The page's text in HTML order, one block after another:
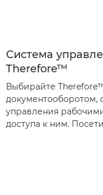
Система
Therefore™
Выбирайте
документооборотом,
управления
доступа к ним.